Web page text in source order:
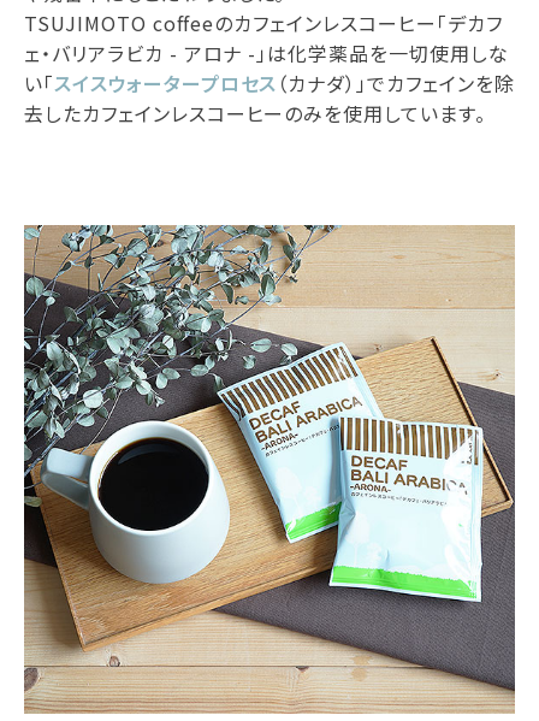
TSUJIMOTO coffeeのカフェインレスコーヒー「デカフ
ェ・バリアラビカ - アロナ -」は化学薬品を一切使用しな
い「スイスウォータープロセス （カナダ）」でカフェインを除
去したカフェインレスコーヒーのみを使用しています。